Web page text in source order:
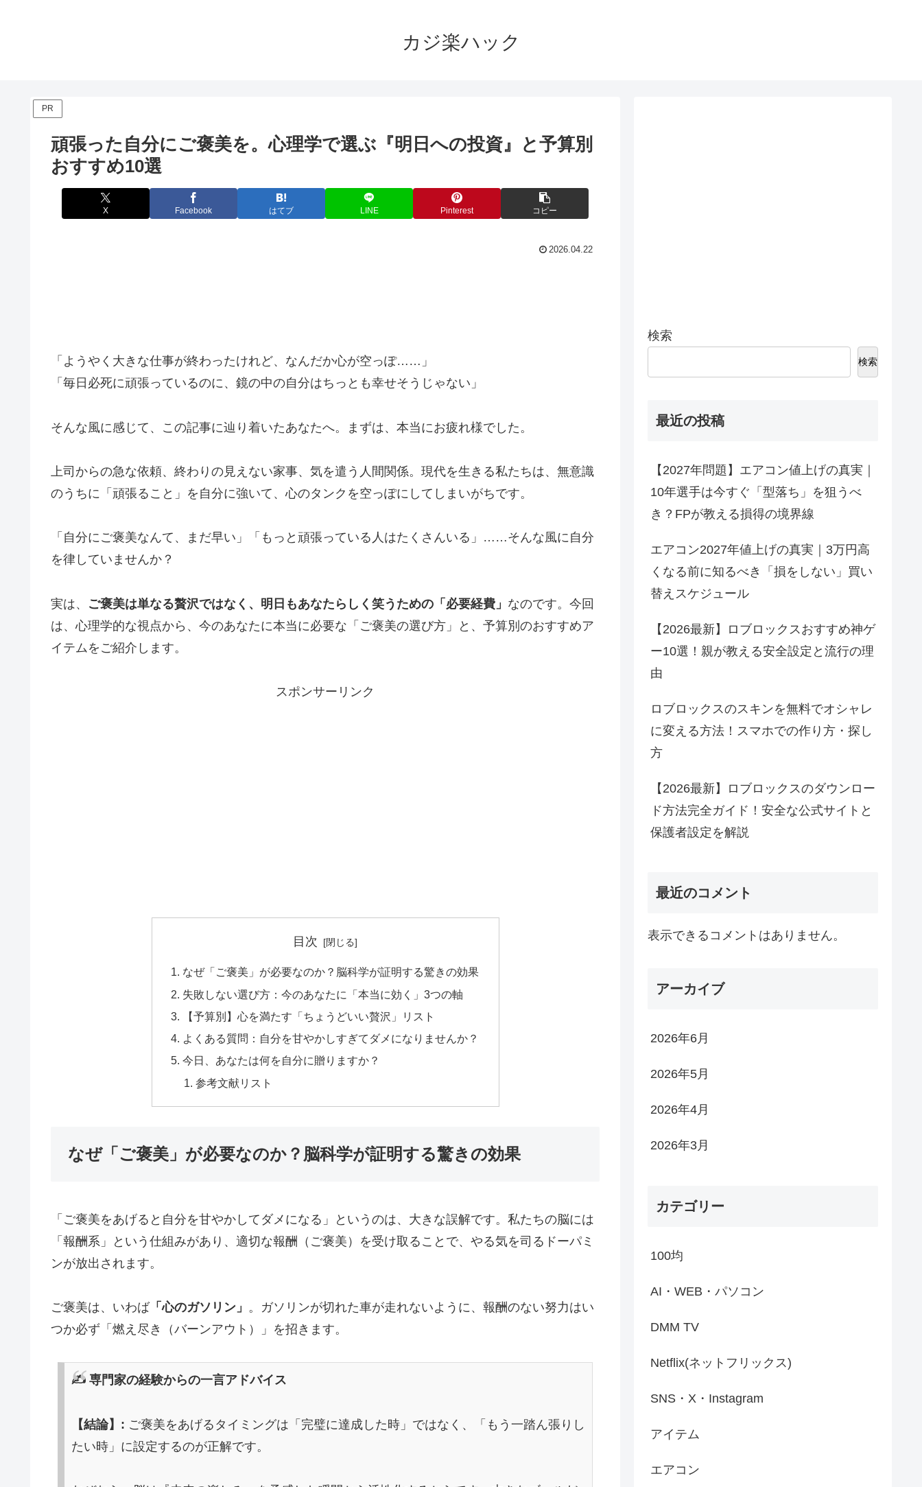
カジ楽ハック
PR
頑張った自分にご褒美を。心理学で選ぶ『明日への投資』と予算別
おすすめ10選
X Facebook はてブ LINE Pinterest コピー
2026.04.22
「ようやく大きな仕事が終わったけれど、なんだか心が空っぽ……」
「毎日必死に頑張っているのに、鏡の中の自分はちっとも幸せそうじゃない」
そんな風に感じて、この記事に辿り着いたあなたへ。まずは、本当にお疲れ様でした。
上司からの急な依頼、終わりの見えない家事、気を遣う人間関係。現代を生きる私たちは、無意識
のうちに「頑張ること」を自分に強いて、心のタンクを空っぽにしてしまいがちです。
「自分にご褒美なんて、まだ早い」「もっと頑張っている人はたくさんいる」……そんな風に自分
を律していませんか？
実は、 ご褒美は単なる贅沢ではなく、明日もあなたらしく笑うための「必要経費」 なのです。今回
は、心理学的な視点から、今のあなたに本当に必要な「ご褒美の選び方」と、予算別のおすすめア
イテムをご紹介します。
スポンサーリンク
目次
なぜ「ご褒美」が必要なのか？脳科学が証明する驚きの効果
失敗しない選び方：今のあなたに「本当に効く」3つの軸
【予算別】心を満たす「ちょうどいい贅沢」リスト
よくある質問：自分を甘やかしすぎてダメになりませんか？
今日、あなたは何を自分に贈りますか？
参考文献リスト
なぜ「ご褒美」が必要なのか？脳科学が証明する驚きの効果
「ご褒美をあげると自分を甘やかしてダメになる」というのは、大きな誤解です。私たちの脳には
「報酬系」という仕組みがあり、適切な報酬（ご褒美）を受け取ることで、やる気を司るドーパミ
ンが放出されます。
ご褒美は、いわば「心のガソリン」 。ガソリンが切れた車が走れないように、報酬のない努力はい
つか必ず「燃え尽き（バーンアウト）」を招きます。
✍️ 専門家の経験からの一言アドバイス
【結論】: ご褒美をあげるタイミングは「完璧に達成した時」ではなく、「もう一踏ん張りし
たい時」に設定するのが正解です。
検索
検索
最近の投稿
【2027年問題】エアコン値上げの真実｜
10年選手は今すぐ「型落ち」を狙うべ
き？FPが教える損得の境界線
エアコン2027年値上げの真実｜3万円高
くなる前に知るべき「損をしない」買い
替えスケジュール
【2026最新】ロブロックスおすすめ神ゲ
ー10選！親が教える安全設定と流行の理
由
ロブロックスのスキンを無料でオシャレ
に変える方法！スマホでの作り方・探し
方
【2026最新】ロブロックスのダウンロー
ド方法完全ガイド！安全な公式サイトと
保護者設定を解説
最近のコメント
表示できるコメントはありません。
アーカイブ
2026年6月
2026年5月
2026年4月
2026年3月
カテゴリー
100均
AI・WEB・パソコン
DMM TV
Netflix(ネットフリックス)
SNS・X・Instagram
アイテム
エアコン